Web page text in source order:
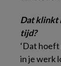
Dat klinkt
tijd?
‘Dat
in je werk